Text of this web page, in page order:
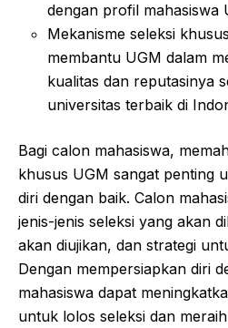
dengan profil mahasiswa
Mekanisme seleksi
membantu UGM dalam
kualitas dan reputasinya
universitas terbaik di
Bagi calon mahasiswa,
khusus UGM sangat penting
diri dengan baik. Calon
jenis-jenis seleksi yang akan
akan diujikan, dan strategi
Dengan mempersiapkan diri
mahasiswa dapat
untuk lolos seleksi dan